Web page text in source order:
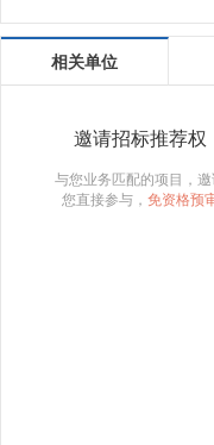
相关单位
邀请招标推荐权
与您业务匹配的项目，
您直接参与， 免资格预